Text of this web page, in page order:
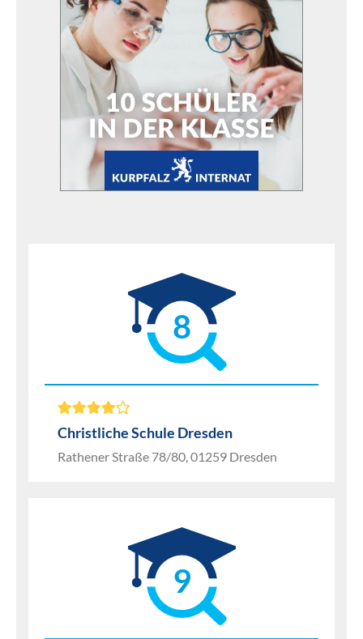
8
Christliche Schule Dresden
Rathener Straße 78/80, 01259 Dresden
9